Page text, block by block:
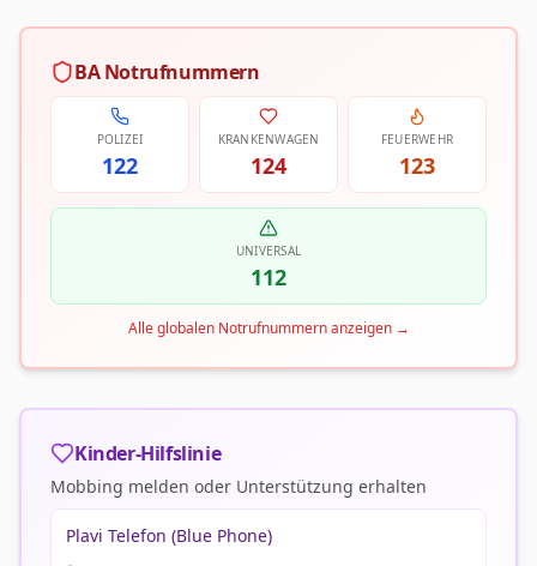
BA Notrufnummern
POLIZEI
122
KRANKENWAGEN
124
FEUERWEHR
123
UNIVERSAL
112
Alle globalen Notrufnummern anzeigen→
Kinder-Hilfslinie
Mobbing melden oder Unterstützung erhalten
Plavi Telefon (Blue Phone)